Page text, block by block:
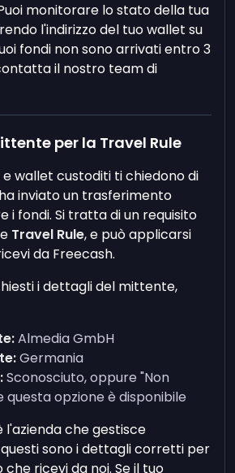
monitorare lo stato della tua
l'indirizzo del tuo wallet su
fondi non sono arrivati entro 3
il nostro team di
per la Travel Rule
wallet custoditi ti chiedono di
inviato un trasferimento
i fondi. Si tratta di un requisito
Travel Rule, e può applicarsi
da Freecash.
i dettagli del mittente,
Almedia GmbH
Germania
Sconosciuto, oppure "Non
questa opzione è disponibile
l'azienda che gestisce
questi sono i dettagli corretti per
che ricevi da noi. Se il tuo